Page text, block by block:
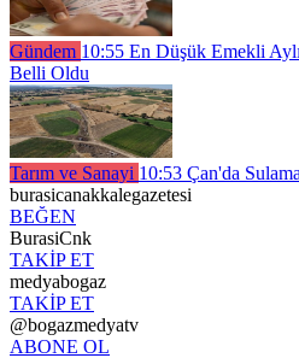
Gündem 10:55 En Düşük Emekli
Belli Oldu
Tarım ve Sanayi 10:53 Çan'da
burasicanakkalegazetesi
BEĞEN
BurasiCnk
TAKİP ET
medyabogaz
TAKİP ET
@bogazmedyatv
ABONE OL